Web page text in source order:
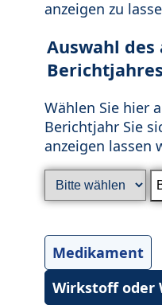
anzeigen zu
Auswahl
Berichtjahres
Wählen Sie hier
Berichtjahr Sie
anzeigen lassen
Medikament
Wirkstoff oder